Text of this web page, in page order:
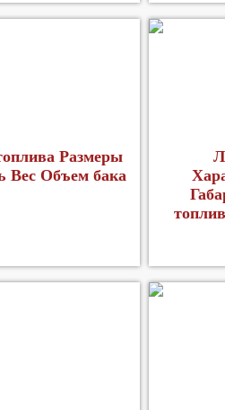
Размеры
Вес Объем бака